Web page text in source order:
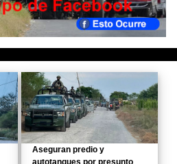
Aseguran predio y
autotanques por presunto